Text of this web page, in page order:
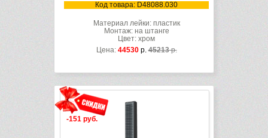
Код товара: D48088.030
Материал лейки: пластик
Монтаж: на штанге
Цвет: хром
Цена: 44530р.45213р.
-151 руб.